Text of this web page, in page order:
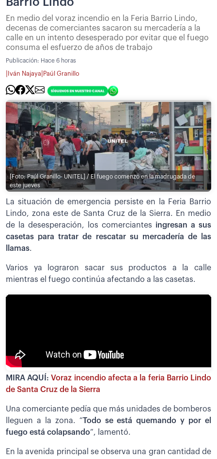
En medio del voraz incendio en la Feria Barrio Lindo,
decenas de comerciantes sacaron su mercadería a la
calle en un intento desesperado por evitar que el fuego
consuma el esfuerzo de años de trabajo
Publicación: Hace 6 horas
Iván Najaya Paúl Granillo
[Foto: Paúl Granillo- UNITEL] / El fuego comenzó en la madrugada de
este jueves
La situación de emergencia persiste en la Feria Barrio
Lindo, zona este de Santa Cruz de la Sierra. En medio
de la desesperación, los comerciantes ingresan a sus
casetas para tratar de rescatar su mercadería de las
llamas.
Varios ya lograron sacar sus productos a la calle
mientras el fuego continúa afectando a las casetas.
MIRA AQUÍ:Voraz incendio afecta a la feria Barrio Lindo
de Santa Cruz de la Sierra
Una comerciante pedía que más unidades de bomberos
lleguen a la zona. “Todo se está quemando y por el
fuego está colapsando”, lamentó.
En la avenida principal se observa una gran cantidad de